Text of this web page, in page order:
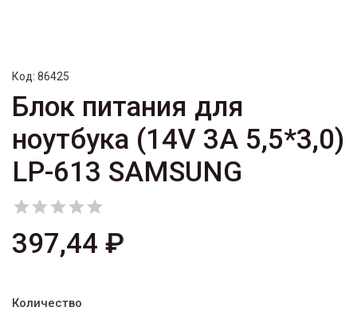
Код: 86425
Блок питания для
ноутбука (14V 3A 5,5*3,0)
LP-613 SAMSUNG

397,44 ₽
Количество